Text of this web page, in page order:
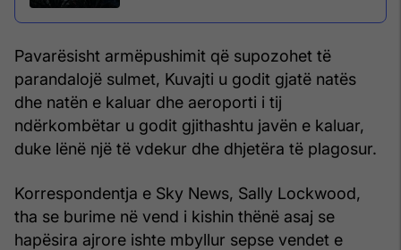
Pavarësisht armëpushimit që supozohet të
parandalojë sulmet, Kuvajti u godit gjatë natës
dhe natën e kaluar dhe aeroporti i tij
ndërkombëtar u godit gjithashtu javën e kaluar,
duke lënë një të vdekur dhe dhjetëra të plagosur.
Korrespondentja e Sky News, Sally Lockwood,
tha se burime në vend i kishin thënë asaj se
hapësira ajrore ishte mbyllur sepse vendet e